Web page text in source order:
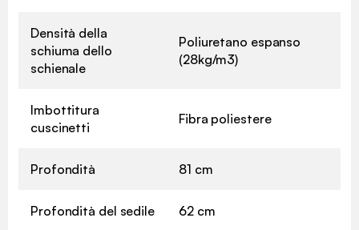
Densità della
schiuma dello
schienale
Poliuretano espanso
(28kg/m3)
Imbottitura
cuscinetti
Fibra poliestere
Profondità 81 cm
Profondità del sedile 62 cm